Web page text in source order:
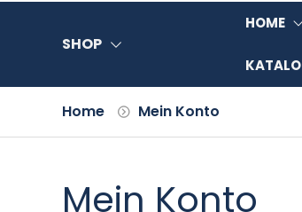
SHOP
HOME
Home Mein Konto
Mein Konto